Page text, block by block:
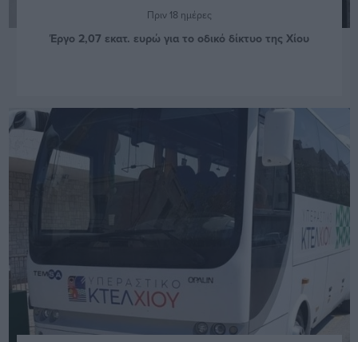
Πριν 18 ημέρες
Έργο 2,07 εκατ. ευρώ για το οδικό δίκτυο της Χίου